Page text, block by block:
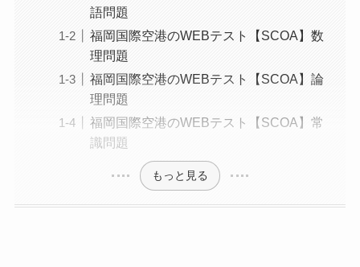
語問題
福岡国際空港のWEBテスト【SCOA】数
理問題
福岡国際空港のWEBテスト【SCOA】論
理問題
福岡国際空港のWEBテスト【SCOA】常
識問題
もっと見る